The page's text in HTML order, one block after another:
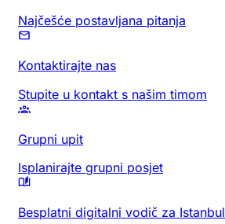
Najčešće postavljana pitanja
Kontaktirajte nas
Stupite u kontakt s našim timom
Grupni upit
Isplanirajte grupni posjet
Besplatni digitalni vodič za Istanbul